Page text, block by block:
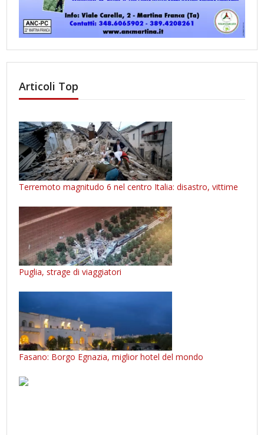
Articoli Top
Terremoto magnitudo 6 nel centro Italia: disastro, vittime
Puglia, strage di viaggiatori
Fasano: Borgo Egnazia, miglior hotel del mondo